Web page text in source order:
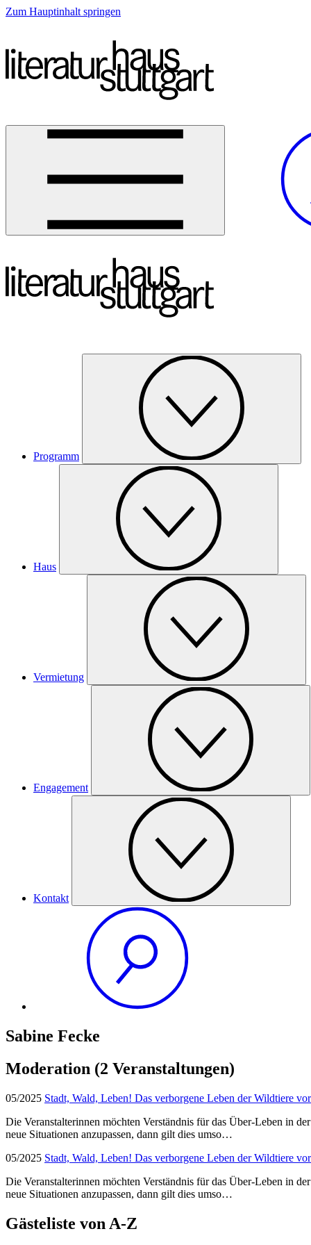
Zum Hauptinhalt springen
Programm
Haus
Vermietung
Engagement
Kontakt
Sabine Fecke
Moderation (2 Veranstaltungen)
05/2025 Stadt, Wald, Leben! Das verborgene Leben der Wildtiere
Die Veranstalterinnen möchten Verständnis für das Über-Leben in
neue Situationen anzupassen, dann gilt dies umso…
05/2025 Stadt, Wald, Leben! Das verborgene Leben der Wildtiere
Die Veranstalterinnen möchten Verständnis für das Über-Leben in
neue Situationen anzupassen, dann gilt dies umso…
Gästeliste von A-Z